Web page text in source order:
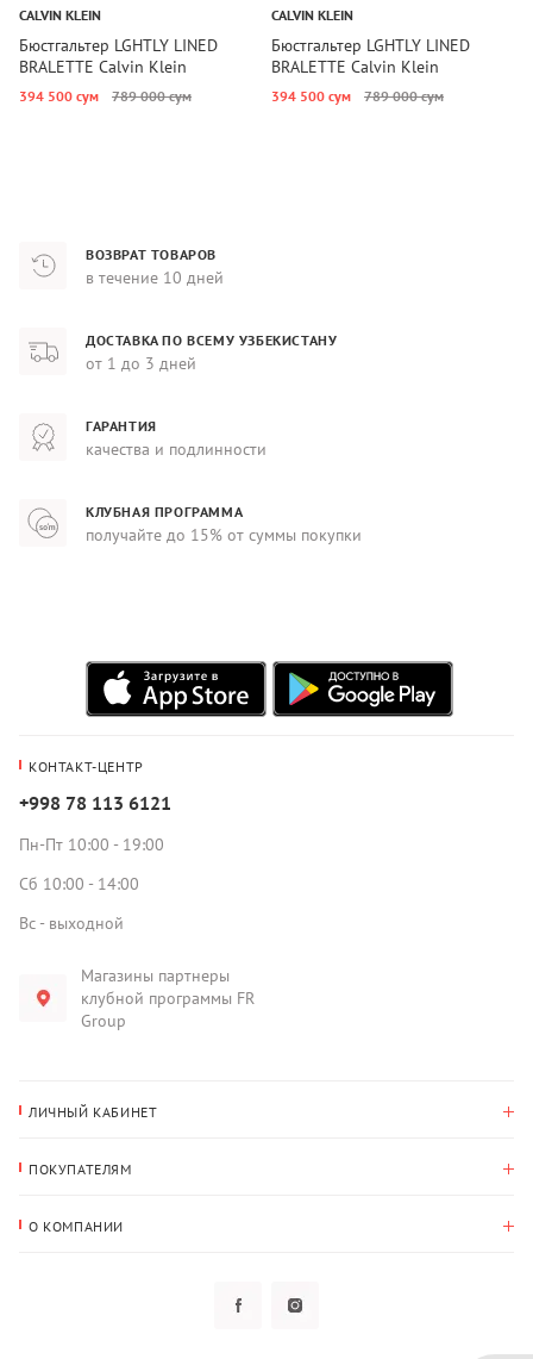
CALVIN KLEIN
Бюстгальтер LGHTLY LINED
BRALETTE Calvin Klein
394 500 сум 789 000 сум
CALVIN KLEIN
Бюстгальтер LGHTLY LINED
BRALETTE Calvin Klein
394 500 сум 789 000 сум
ВОЗВРАТ ТОВАРОВ
в течение 10 дней
ДОСТАВКА ПО ВСЕМУ УЗБЕКИСТАНУ
от 1 до 3 дней
ГАРАНТИЯ
качества и подлинности
КЛУБНАЯ ПРОГРАММА
получайте до 15% от суммы покупки
КОНТАКТ-ЦЕНТР
+998 78 113 6121
Пн-Пт 10:00 - 19:00
Сб 10:00 - 14:00
Вс - выходной
Магазины партнеры
клубной программы FR
Group
ЛИЧНЫЙ КАБИНЕТ
Адрес для доставки
ПОКУПАТЕЛЯМ
О КОМПАНИИ
Политика конфиденциальности